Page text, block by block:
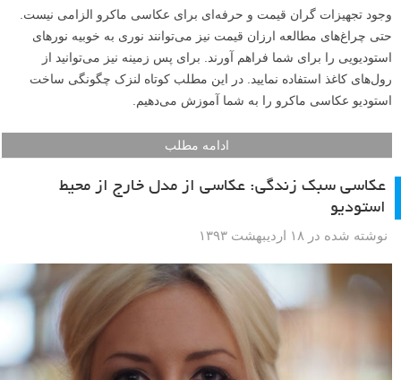
وجود تجهیزات گران قیمت و حرفه‌ای برای عکاسی ماکرو الزامی نیست.
حتی چراغ‌های مطالعه ارزان قیمت نیز می‌توانند نوری به خوبیه نورهای
استودیویی را برای شما فراهم آورند. برای پس زمینه نیز می‌توانید از
رول‌های کاغذ استفاده نمایید. در این مطلب کوتاه لنزک چگونگی ساخت
استودیو عکاسی ماکرو را به شما آموزش می‌دهیم.
ادامه مطلب
عکاسی سبک زندگی: عکاسی از مدل خارج از محیط
استودیو
نوشته شده در ۱۸ اردیبهشت ۱۳۹۳